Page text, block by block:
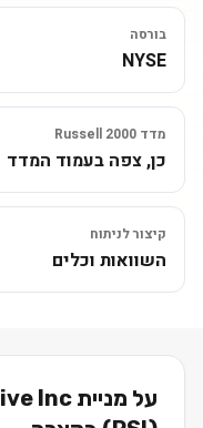
בורסה
NYSE
מדד Russell 2000
כן, צפה בעמוד המדד
קיצור לניתוח
השוואות וכלים
על מניית Inc